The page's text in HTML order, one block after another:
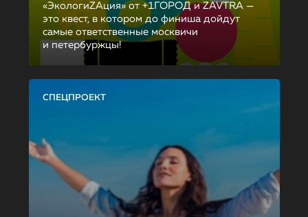
«ЭкологиZAция» от +1ГОРОД и ZAVTRA —
это квест, в котором до финиша дойдут
самые ответственные москвичи
и петербуржцы!
СПЕЦПРОЕКТ